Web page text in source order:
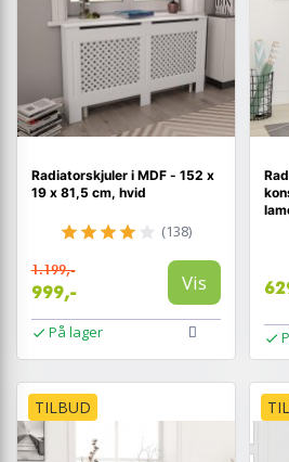
Radiatorskjuler i MDF - 152 x
19 x 81,5 cm, hvid
(138)
1.199,-
999,- Vis
På lager
TILBUD